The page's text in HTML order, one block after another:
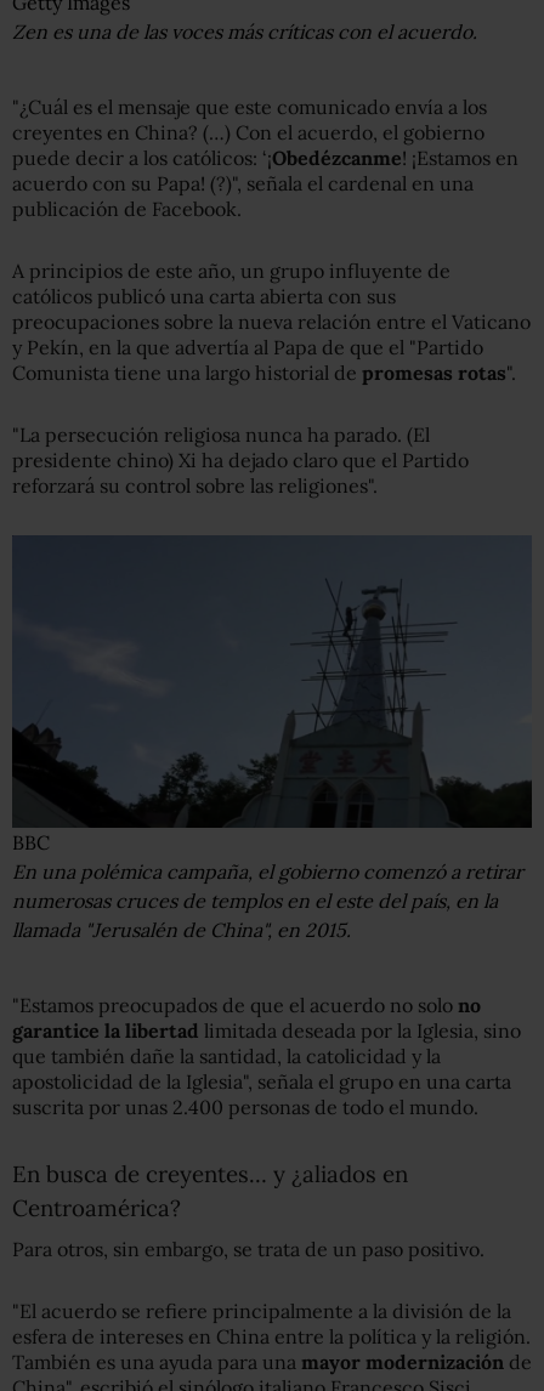
Zen es una de las voces más críticas con el acuerdo.
"¿Cuál es el mensaje que este comunicado envía a los
creyentes en China? (…) Con el acuerdo, el gobierno
puede decir a los católicos: ‘¡Obedézcanme! ¡Estamos en
acuerdo con su Papa! (?)", señala el cardenal en una
publicación de Facebook.
A principios de este año, un grupo influyente de
católicos publicó una carta abierta con sus
preocupaciones sobre la nueva relación entre el Vaticano
y Pekín, en la que advertía al Papa de que el "Partido
Comunista tiene una largo historial de promesas rotas".
"La persecución religiosa nunca ha parado. (El
presidente chino) Xi ha dejado claro que el Partido
reforzará su control sobre las religiones".
BBC
En una polémica campaña, el gobierno comenzó a retirar
numerosas cruces de templos en el este del país, en la
llamada "Jerusalén de China", en 2015.
"Estamos preocupados de que el acuerdo no solo no
garantice la libertad limitada deseada por la Iglesia, sino
que también dañe la santidad, la catolicidad y la
apostolicidad de la Iglesia", señala el grupo en una carta
suscrita por unas 2.400 personas de todo el mundo.
En busca de creyentes… y ¿aliados en
Centroamérica?
Para otros, sin embargo, se trata de un paso positivo.
"El acuerdo se refiere principalmente a la división de la
esfera de intereses en China entre la política y la religión.
También es una ayuda para una mayor modernización de